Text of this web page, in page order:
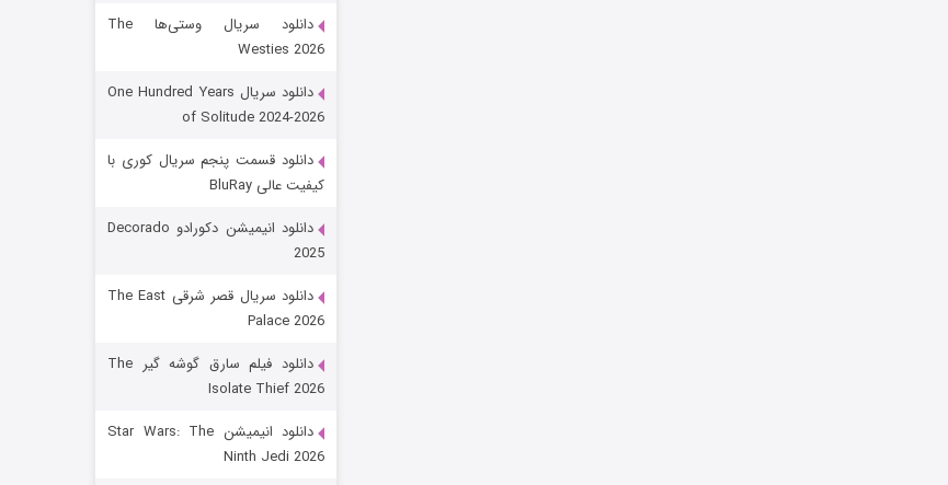
رویایی برای تو
قسمت
دانلود سریال وستی‌ها The
Westies 2026
دانلود سریال One Hundred Years
of Solitude 2024-2026
دانلود قسمت پنجم سریال کوری با
کیفیت عالی BluRay
دانلود انیمیشن دکورادو Decorado
2025
دانلود سریال قصر شرقی The East
Palace 2026
دانلود فیلم سارق گوشه گیر The
Isolate Thief 2026
دانلود انیمیشن Star Wars: The
Ninth Jedi 2026